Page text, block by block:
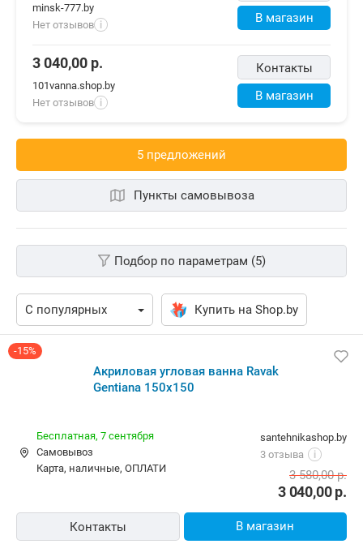
В магазин
minsk-777.by
Нет отзывов i
Контакты
В магазин
3 040,00 р.
101vanna.shop.by
Нет отзывов i
5 предложений
Пункты самовывоза
Подбор по параметрам (5)
Купить на Shop.by
-15%
Акриловая угловая ванна Ravak
Gentiana 150x150
santehnikashop.by
3 отзыва
i
Бесплатная, 7 сентября
Самовывоз
карта, наличные, ОПЛАТИ
3 040,00р.
3 580,00р.
Контакты В магазин